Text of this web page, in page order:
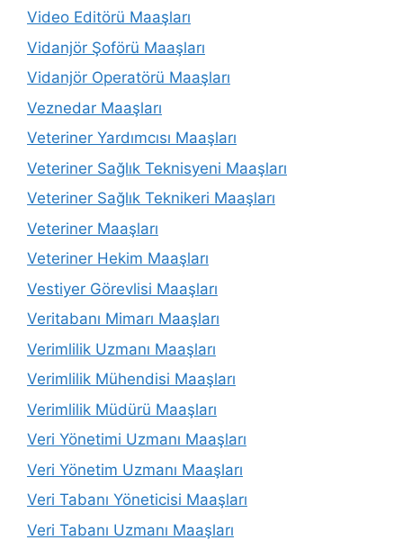
Video Editörü Maaşları
Vidanjör Şoförü Maaşları
Vidanjör Operatörü Maaşları
Veznedar Maaşları
Veteriner Yardımcısı Maaşları
Veteriner Sağlık Teknisyeni Maaşları
Veteriner Sağlık Teknikeri Maaşları
Veteriner Maaşları
Veteriner Hekim Maaşları
Vestiyer Görevlisi Maaşları
Veritabanı Mimarı Maaşları
Verimlilik Uzmanı Maaşları
Verimlilik Mühendisi Maaşları
Verimlilik Müdürü Maaşları
Veri Yönetimi Uzmanı Maaşları
Veri Yönetim Uzmanı Maaşları
Veri Tabanı Yöneticisi Maaşları
Veri Tabanı Uzmanı Maaşları